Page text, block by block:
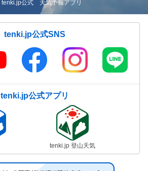
tenki.jp公式 天気予報アプリ
tenki.jp公式SNS
tenki.jp公式アプリ
tenki.jp 登山天気